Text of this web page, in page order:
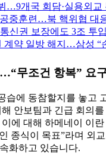
…9개국 회담·실용외교
중훈련…북 핵위협 대
신권 보장에도 3조 투입
계약 일방 해지…삼성 “
무조건 항복” 요
습에 동참할지를 놓고
안보팀과 긴급 회의
에 대해 하메네이 이
종식이 목표”라며 외
화하고 있습니다.